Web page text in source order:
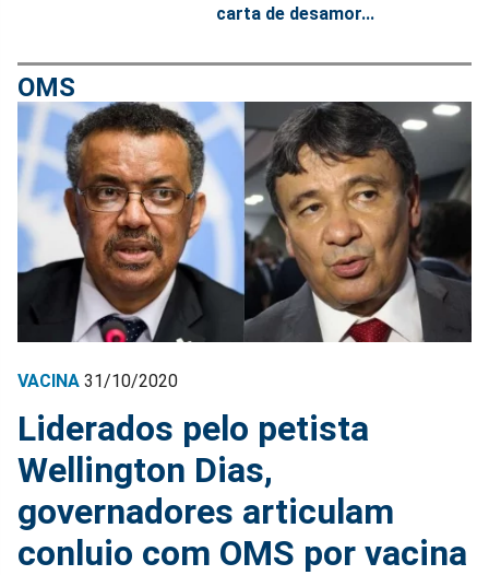
carta de desamor...
OMS
VACINA 31/10/2020
Liderados pelo petista
Wellington Dias,
governadores articulam
conluio com OMS por vacina